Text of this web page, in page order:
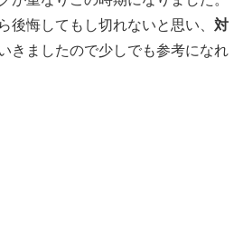
後悔してもし切れないと思い、 対
きましたので少しでも参考になれ